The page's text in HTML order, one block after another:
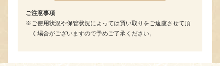
ご注意事項
ご使用状況や保管状況によっては買い取りをご遠慮させて頂
く場合がございますので予めご了承ください。